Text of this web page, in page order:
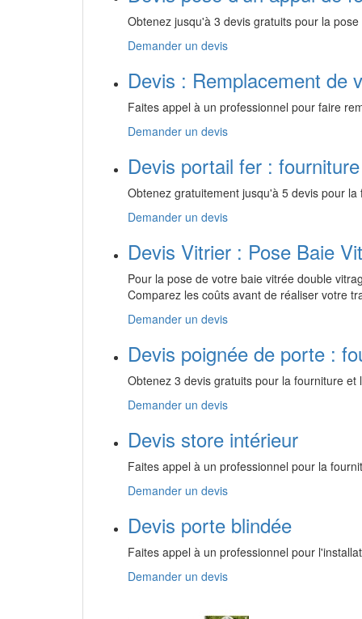
Obtenez jusqu'à 3 devis gratuits pour la
Demander un devis
Devis : Remplacement de
Faites appel à un professionnel pour faire
Demander un devis
Devis portail fer :
Obtenez gratuitement jusqu'à 5 devis pour
Demander un devis
Devis Vitrier : Pose Baie
Pour la pose de votre baie vitrée double
Comparez les coûts avant de réaliser votre
Demander un devis
Devis poignée de porte :
Obtenez 3 devis gratuits pour la fourniture
Demander un devis
Devis store intérieur
Faites appel à un professionnel pour la
Demander un devis
Devis porte blindée
Faites appel à un professionnel pour
Demander un devis